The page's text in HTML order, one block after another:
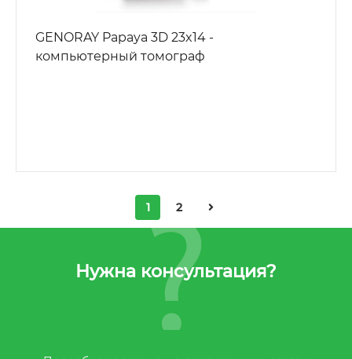
GENORAY Papaya 3D 23x14 -
компьютерный томограф
1 2
Нужна консультация?